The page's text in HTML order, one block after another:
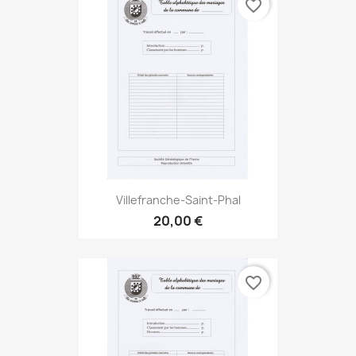
Villefranche-Saint-Phal
20,00 €
favorite_border
favorite_border